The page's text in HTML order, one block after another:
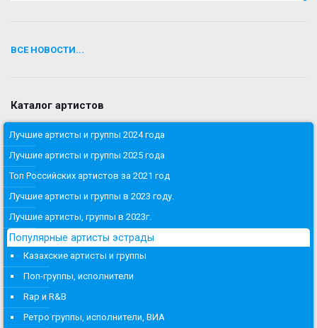
ВСЕ НОВОСТИ...
Каталог артистов
Лучшие артисты и группы 2024 года
Лучшие артисты и группы 2025 года
Топ Российских артистов за 2021 год
Лучшие артисты и группы в 2023 году.
Лучшие артисты, группы в 2023г.
Популярные артисты эстрады
Казахские артисты и группы
Поп-группы, исполнители
Rap и R&B
Ретро группы, исполнители, ВИА